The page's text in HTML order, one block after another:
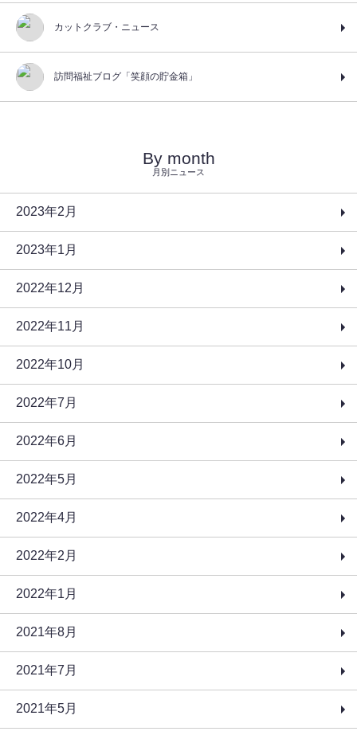
カットクラブ・ニュース
訪問福祉ブログ「笑顔の貯金箱」
By month
月別ニュース
2023年2月
2023年1月
2022年12月
2022年11月
2022年10月
2022年7月
2022年6月
2022年5月
2022年4月
2022年2月
2022年1月
2021年8月
2021年7月
2021年5月